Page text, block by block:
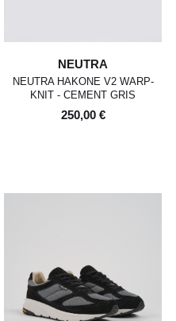
NEUTRA
NEUTRA HAKONE V2 WARP-
KNIT - CEMENT GRIS
250,00 €